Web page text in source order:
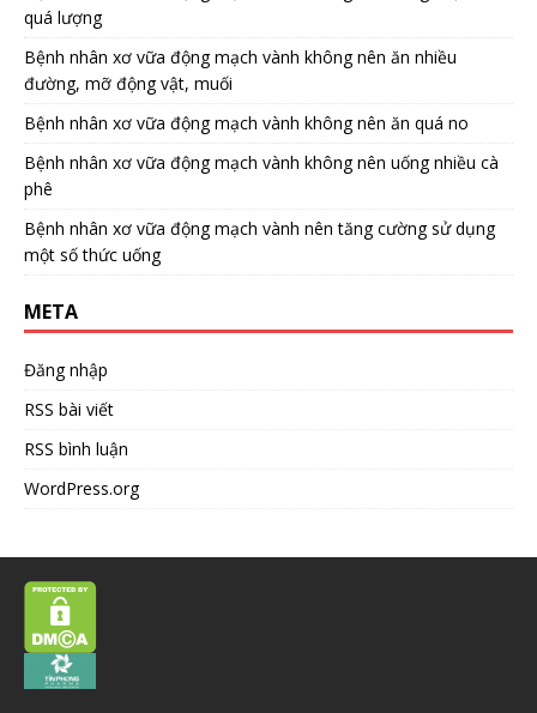
quá lượng
Bệnh nhân xơ vữa động mạch vành không nên ăn nhiều
đường, mỡ động vật, muối
Bệnh nhân xơ vữa động mạch vành không nên ăn quá no
Bệnh nhân xơ vữa động mạch vành không nên uống nhiều cà
phê
Bệnh nhân xơ vữa động mạch vành nên tăng cường sử dụng
một số thức uống
META
Đăng nhập
RSS bài viết
RSS bình luận
WordPress.org